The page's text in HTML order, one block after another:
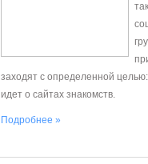
заходят с определенной
идет о сайтах знакомств.
Подробнее »